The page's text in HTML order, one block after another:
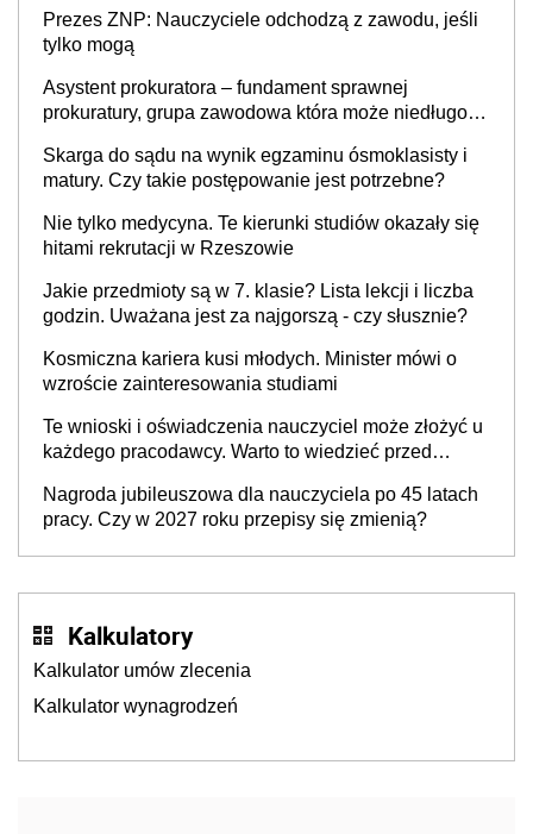
ponad 1 tys. zł
Prezes ZNP: Nauczyciele odchodzą z zawodu, jeśli
tylko mogą
Asystent prokuratora – fundament sprawnej
prokuratury, grupa zawodowa która może niedługo
Skarga do sądu na wynik egzaminu ósmoklasisty i
matury. Czy takie postępowanie jest potrzebne?
Nie tylko medycyna. Te kierunki studiów okazały się
hitami rekrutacji w Rzeszowie
Jakie przedmioty są w 7. klasie? Lista lekcji i liczba
godzin. Uważana jest za najgorszą - czy słusznie?
Kosmiczna kariera kusi młodych. Minister mówi o
wzroście zainteresowania studiami
Te wnioski i oświadczenia nauczyciel może złożyć u
każdego pracodawcy. Warto to wiedzieć przed
Nagroda jubileuszowa dla nauczyciela po 45 latach
pracy. Czy w 2027 roku przepisy się zmienią?
Kalkulatory
Kalkulator umów zlecenia
Kalkulator wynagrodzeń